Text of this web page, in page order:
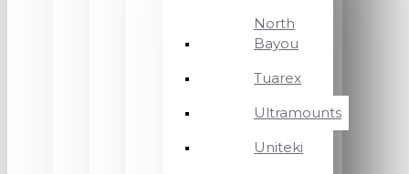
North
Bayou
Tuarex
Ultramounts
Uniteki